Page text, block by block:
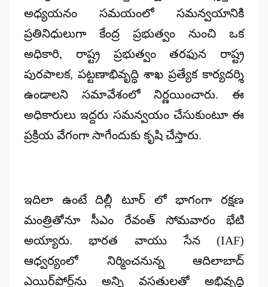
అధ్య‌య‌నం స‌మ‌యంలో స‌మ‌న్వ‌యానికి
ప్ర‌తినిధులుగా కేంద్ర ప్ర‌భుత్వం నుంచి ఒక
అధికారి, రాష్ట్ర ప్ర‌భుత్వం త‌ర‌ఫున రాష్ట్ర
పుర‌పాల‌క‌, ప‌ట్ట‌ణాభివృద్ధి శాఖ ప్ర‌త్యేక కార్య‌ద‌ర్శి
ఉండాల‌ని స‌మావేశంలో నిర్ణ‌యించారు. ఈ
అధికారులు ఇద్ద‌రు స‌మ‌న్వ‌యం చేసుకుంటూ ఈ
ప్ర‌క్రియ వేగంగా సాగేందుకు కృషి చేస్తారు.
ఇదిలా ఉంటే దిల్లీ టూర్ లో భాగంగా రక్షణ
మంత్రితోనూ సీఎం రేవంత్ సోమవారం భేటి
అయ్యారు. భార‌త వాయు సేన (IAF)
ఆధ్వ‌ర్యంలో నిర్మించ‌నున్న ఆదిలాబాద్
ఎయిర్‌పోర్ట్‌ను అన్ని వ‌స‌తుల‌తో అభివృద్ధి